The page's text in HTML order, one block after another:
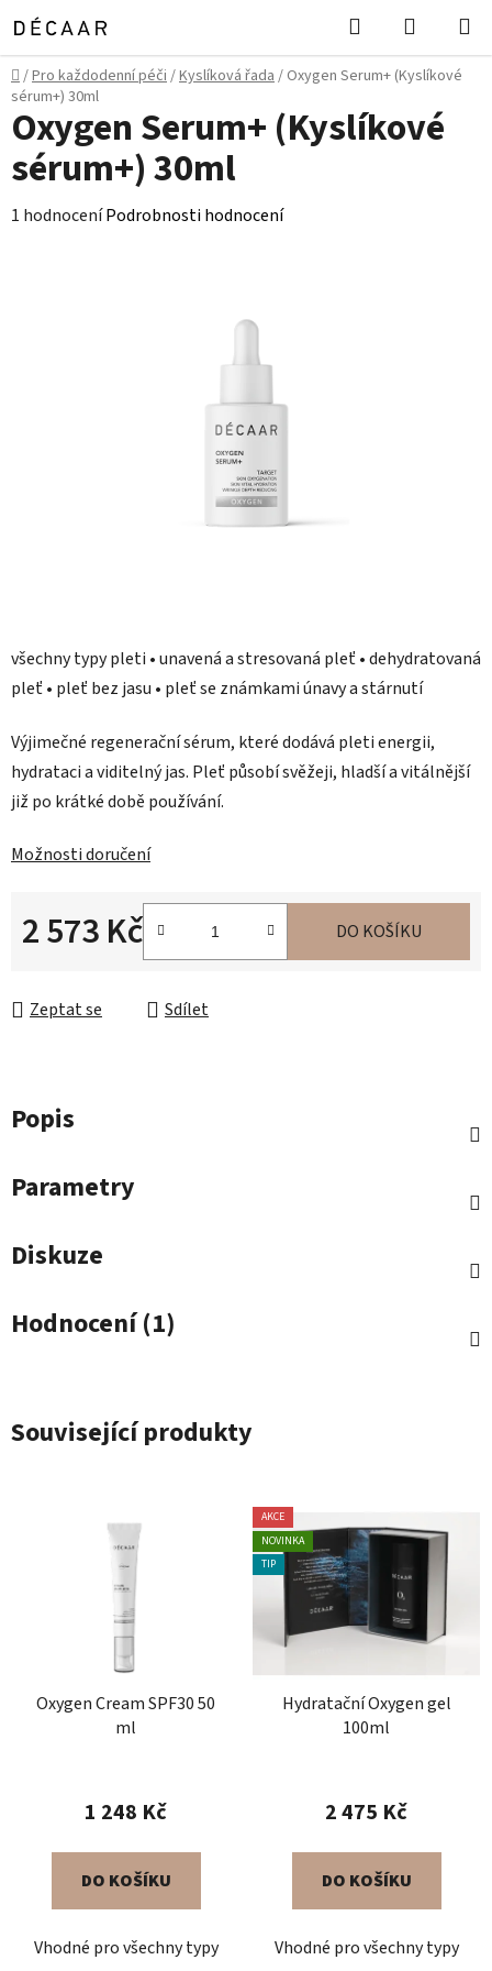
Přejít
na
obsah
Hledat
KOŠÍK
Domů
/Pro každodenní péči/Kyslíková řada/ Oxygen Serum+ (Kyslíkové
sérum+) 30ml
všechny typy pleti • unavená a stresovaná pleť • dehydratovaná
pleť • pleť bez jasu • pleť se známkami únavy a stárnutí
Výjimečné regenerační sérum, které dodává pleti energii,
hydrataci a viditelný jas. Pleť působí svěžeji, hladší a vitálnější
již po krátké době používání.
Možnosti doručení
2 573 Kč DO KOŠÍKU
Zeptat se Sdílet
Oxygen Serum+ (Kyslíkové
sérum+) 30ml
Průměrné
1 hodnoceníPodrobnosti hodnocení
Popis
Parametry
Diskuze
Hodnocení (1)
Související produkty
Oxygen Cream SPF30 50
ml
1 248 Kč
DO KOŠÍKU
Vhodné pro všechny typy
AKCE
NOVINKA
TIP
Hydratační Oxygen gel
100ml
2 475 Kč
DO KOŠÍKU
Vhodné pro všechny typy